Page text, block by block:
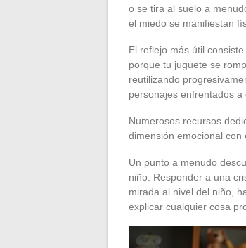
o se tira al suelo a
el miedo se manifiestan
El reflejo más útil consiste
porque tu juguete se
reutilizando
personajes enfrentados a
Numerosos recursos
dimensión emocional con
Un punto a menudo
niño. Responder a una
mirada al nivel del niño,
explicar cualquier cosa